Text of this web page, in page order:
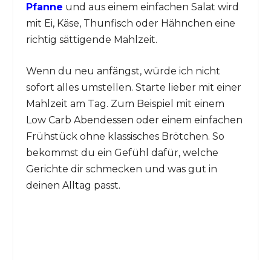
Pfanne und aus einem einfachen Salat wird
mit Ei, Käse, Thunfisch oder Hähnchen eine
richtig sättigende Mahlzeit.
Wenn du neu anfängst, würde ich nicht
sofort alles umstellen. Starte lieber mit einer
Mahlzeit am Tag. Zum Beispiel mit einem
Low Carb Abendessen oder einem einfachen
Frühstück ohne klassisches Brötchen. So
bekommst du ein Gefühl dafür, welche
Gerichte dir schmecken und was gut in
deinen Alltag passt.